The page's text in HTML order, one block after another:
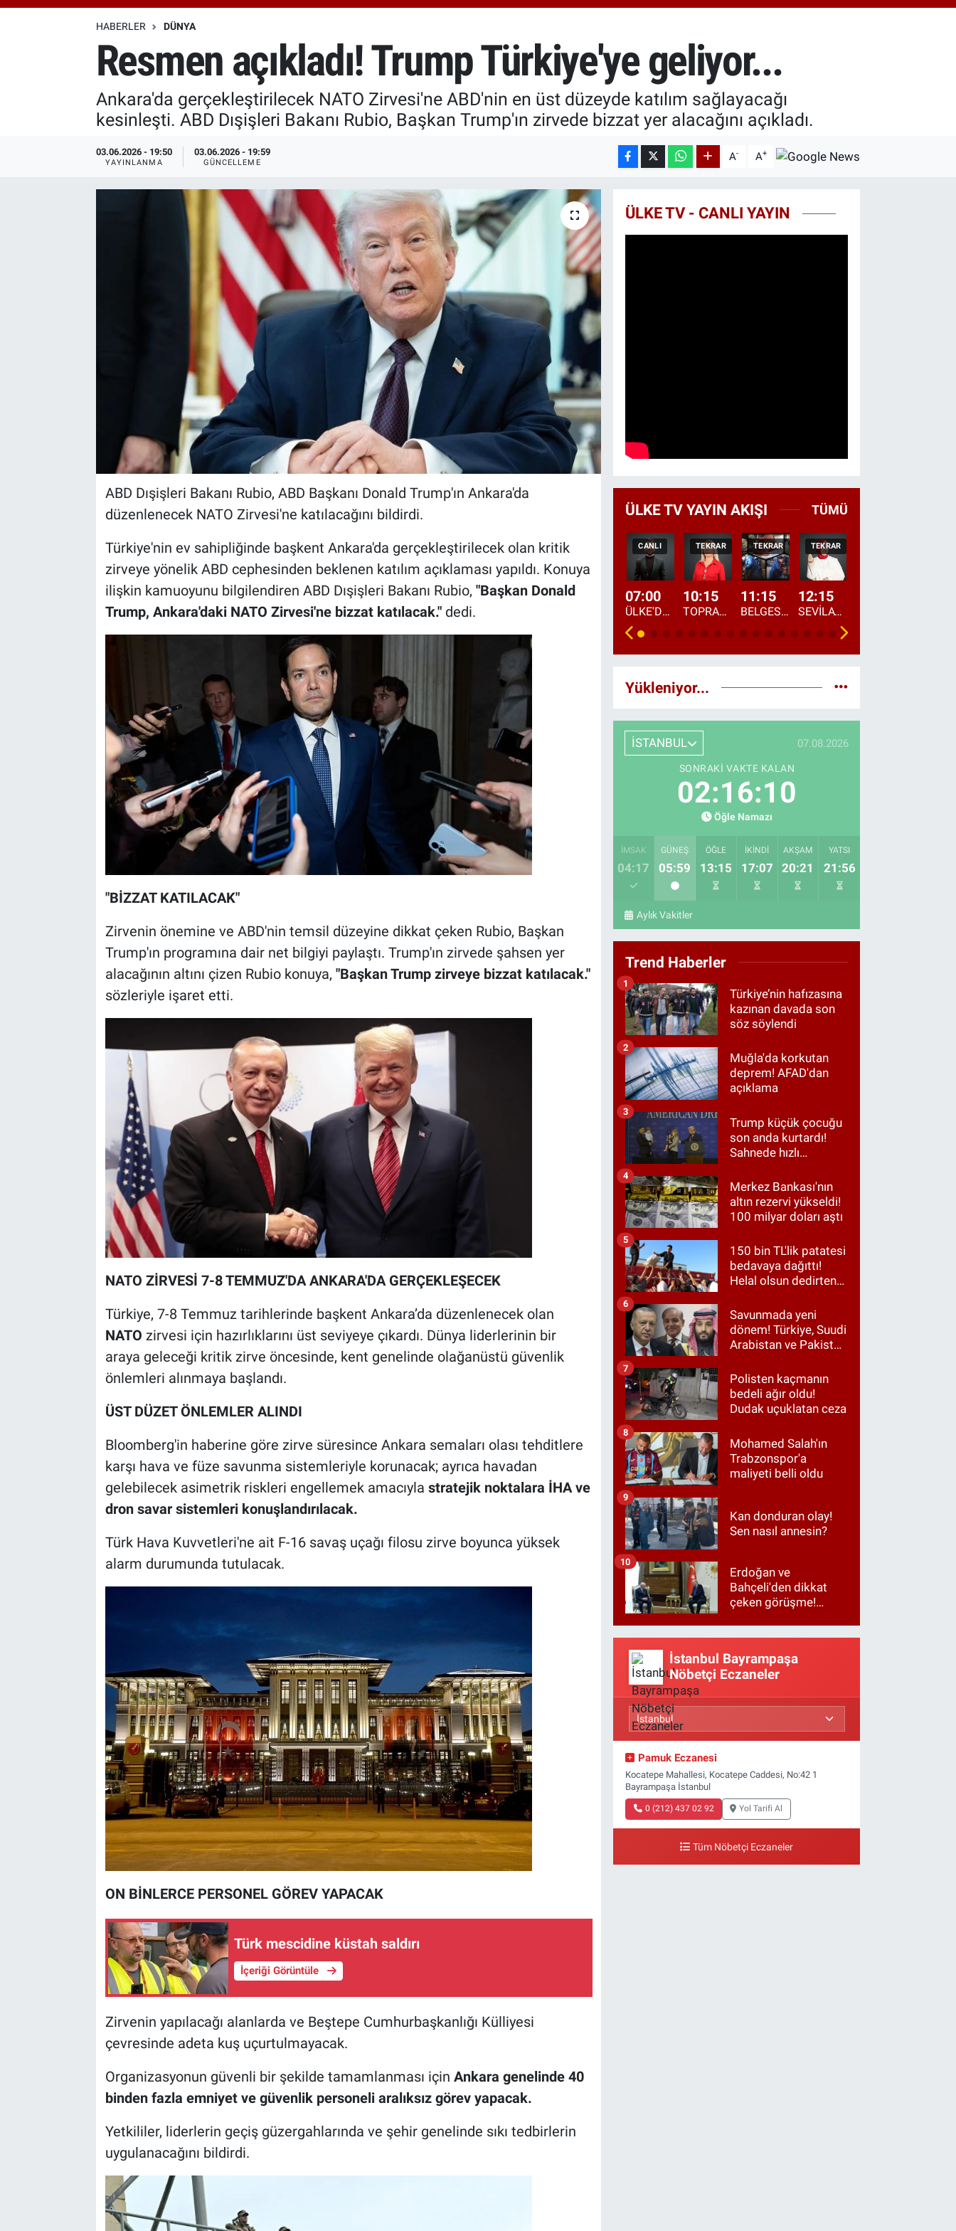
64.360,53
%-0.76
HABERLER DÜNYA
Resmen açıkladı! Trump Türkiye'ye geliyor...
Ankara'da gerçekleştirilecek NATO Zirvesi'ne ABD'nin en üst düzeyde katılım sağlayacağı
kesinleşti. ABD Dışişleri Bakanı Rubio, Başkan Trump'ın zirvede bizzat yer alacağını açıkladı.
03.06.2026 - 19:50
YAYINLANMA
03.06.2026 - 19:59
GÜNCELLEME A- A+
ABD Dışişleri Bakanı Rubio, ABD Başkanı Donald Trump'ın Ankara'da
düzenlenecek NATO Zirvesi'ne katılacağını bildirdi.
Türkiye'nin ev sahipliğinde başkent Ankara'da gerçekleştirilecek olan kritik
zirveye yönelik ABD cephesinden beklenen katılım açıklaması yapıldı. Konuya
ilişkin kamuoyunu bilgilendiren ABD Dışişleri Bakanı Rubio, "Başkan Donald
Trump, Ankara'daki NATO Zirvesi'ne bizzat katılacak."dedi.
"BİZZAT KATILACAK"
Zirvenin önemine ve ABD'nin temsil düzeyine dikkat çeken Rubio, Başkan
Trump'ın programına dair net bilgiyi paylaştı. Trump'ın zirvede şahsen yer
alacağının altını çizen Rubio konuya, "Başkan Trump zirveye bizzat katılacak."
sözleriyle işaret etti.
NATO ZİRVESİ 7-8 TEMMUZ'DA ANKARA'DA GERÇEKLEŞECEK
Türkiye, 7-8 Temmuz tarihlerinde başkent Ankara’da düzenlenecek olan
NATO zirvesi için hazırlıklarını üst seviyeye çıkardı. Dünya liderlerinin bir
araya geleceği kritik zirve öncesinde, kent genelinde olağanüstü güvenlik
önlemleri alınmaya başlandı.
ÜST DÜZET ÖNLEMLER ALINDI
Bloomberg'in haberine göre zirve süresince Ankara semaları olası tehditlere
karşı hava ve füze savunma sistemleriyle korunacak; ayrıca havadan
gelebilecek asimetrik riskleri engellemek amacıyla stratejik noktalara İHA ve
dron savar sistemleri konuşlandırılacak.
Türk Hava Kuvvetleri'ne ait F-16 savaş uçağı filosu zirve boyunca yüksek
alarm durumunda tutulacak.
ON BİNLERCE PERSONEL GÖREV YAPACAK
Türk mescidine küstah saldırı
İçeriği Görüntüle
Zirvenin yapılacağı alanlarda ve Beştepe Cumhurbaşkanlığı Külliyesi
çevresinde adeta kuş uçurtulmayacak.
Organizasyonun güvenli bir şekilde tamamlanması için Ankara genelinde 40
binden fazla emniyet ve güvenlik personeli aralıksız görev yapacak.
Yetkililer, liderlerin geçiş güzergahlarında ve şehir genelinde sıkı tedbirlerin
uygulanacağını bildirdi.
ÜLKE TV - CANLI YAYIN
ÜLKE TV YAYIN AKIŞI TÜMÜ
CANLI
07:00
ÜLKE'DE BU SABAH
TEKRAR
10:15
TOPRAKTAN SOFRAYA
TEKRAR
11:15
BELGESEL: "ÜLKE'NİN ALIN TERİ"
TEKRAR
12:15
SEVİLAY SUNGUR İLE ELİMİN BEREKETİ
Yükleniyor...
İSTANBUL 07.08.2026
SONRAKI VAKTE KALAN
02:16:08
Öğle Namazı
İMSAK
04:17
GÜNEŞ
05:59
ÖĞLE
13:15
İKINDI
17:07
AKŞAM
20:21
YATSI
21:56
Aylık Vakitler
Trend Haberler
Türkiye’nin hafızasına
kazınan davada son
söz söylendi
1
Muğla'da korkutan
deprem! AFAD'dan
açıklama
2
Trump küçük çocuğu
son anda kurtardı!
Sahnede hızlı
3
Merkez Bankası'nın
altın rezervi yükseldi!
100 milyar doları aştı
4
150 bin TL'lik patatesi
bedavaya dağıttı!
Helal olsun dedirten
5
Savunmada yeni
dönem! Türkiye, Suudi
Arabistan ve Pakistan
6
Polisten kaçmanın
bedeli ağır oldu!
Dudak uçuklatan ceza
7
Mohamed Salah'ın
Trabzonspor'a
maliyeti belli oldu
8
Kan donduran olay!
Sen nasıl annesin?
9
Erdoğan ve
Bahçeli'den dikkat
çeken görüşme!
10
İstanbul Bayrampaşa
Nöbetçi Eczaneler
Pamuk Eczanesi
Kocatepe Mahallesi, Kocatepe Caddesi, No:42 1
Bayrampaşa İstanbul
0 (212) 437 02 92 Yol Tarifi Al
Tüm Nöbetçi Eczaneler
Özel Haberler
Özel Haberler
Haber Arşivi